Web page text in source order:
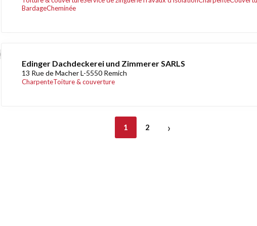
BardageCheminée
Edinger Dachdeckerei und Zimmerer SARLS
13 Rue de Macher L-5550 Remich
CharpenteToiture & couverture
1 2 ›